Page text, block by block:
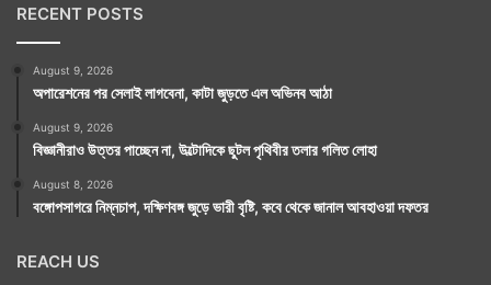
RECENT POSTS
August 9, 2026
অপারেশনের পর সেলাই লাগবেনা, কাটা জুড়তে এল অভিনব আঠা
August 9, 2026
বিজ্ঞানীরাও উত্তর পাচ্ছেন না, উল্টোদিকে ছুটল পৃথিবীর তলার গলিত লোহা
August 8, 2026
বঙ্গোপসাগরে নিম্নচাপ, দক্ষিণবঙ্গ জুড়ে ভারী বৃষ্টি, কবে থেকে জানাল আবহাওয়া দফতর
REACH US